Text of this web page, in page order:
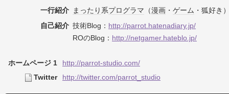
一行紹介 まったり 系プログラマ （漫画 ・ ゲーム ・狐好き
自己紹介 技術Blog： http://parrot.hatenadiary.jp/
ROのBlog： http://netgamer.hateblo.jp/
ホームページ 1
http://parrot-studio.com/
Twitter
http://twitter.com/parrot_studio